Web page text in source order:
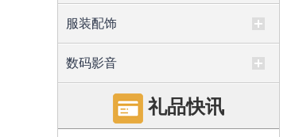
服装配饰
数码影音
礼品快讯